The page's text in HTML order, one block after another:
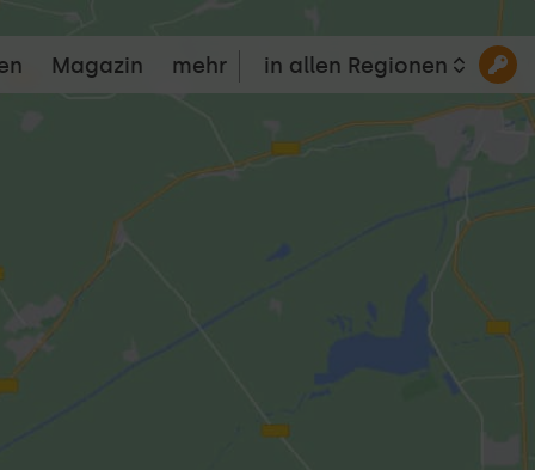
Magazin mehr in allen Regionen